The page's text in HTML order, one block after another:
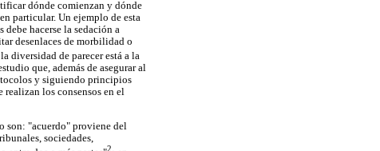
dónde comienzan y dónde
particular. Un ejemplo de esta
hacerse la sedación a
desenlaces de morbilidad o
diversidad de parecer está a la
que, además de asegurar al
y siguiendo principios
los consensos en el
son: "acuerdo" proviene del
sociedades,
2